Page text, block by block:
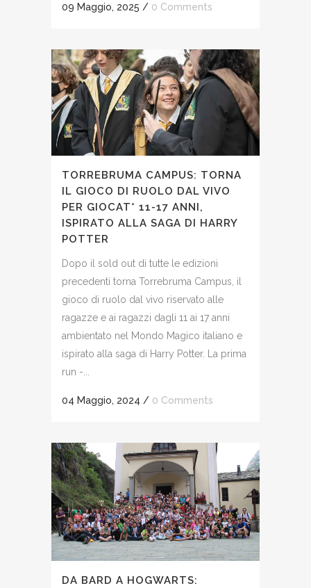
09 Maggio, 2025 / 0 Comments
TORREBRUMA CAMPUS: TORNA
IL GIOCO DI RUOLO DAL VIVO
PER GIOCAT* 11-17 ANNI,
ISPIRATO ALLA SAGA DI HARRY
POTTER
Dopo il sold out di tutte le edizioni
precedenti torna Torrebruma Campus, il
gioco di ruolo dal vivo riservato alle
ragazze e ai ragazzi dagli 11 ai 17 anni
ambientato nel Mondo Magico italiano e
ispirato alla saga di Harry Potter. La prima
run -...
04 Maggio, 2024 / 0 Comments
DA BARD A HOGWARTS: